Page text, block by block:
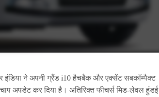
इंडिया ने अपनी ग्रैंड i10 हैचबैक और एक्सेंट सबकॉम्पैक्ट
अपडेट कर दिया है। अतिरिक्त फीचर्स मिड-लेवल हुंडई